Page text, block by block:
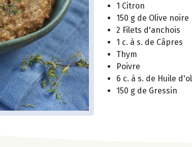
1 Citron
150 g de Olive noire
2 Filets d'anchois
1 c. à s. de Câpres
Thym
Poivre
6 c. à s. de Huile
150 g de Gressin